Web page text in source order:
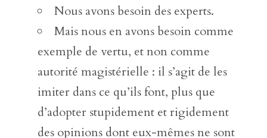
Nous avons besoin des experts.
Mais nous en avons besoin comme
exemple de vertu, et non comme
autorité magistérielle : il s’agit de les
imiter dans ce qu’ils font, plus que
d’adopter stupidement et rigidement
des opinions dont eux-mêmes ne sont